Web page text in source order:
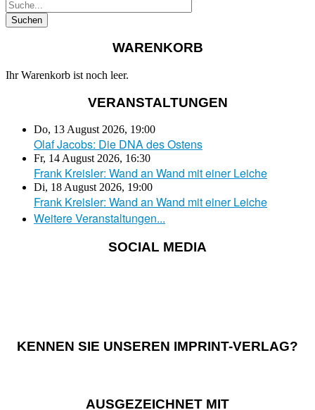
WARENKORB
Ihr Warenkorb ist noch leer.
VERANSTALTUNGEN
Do, 13 August 2026, 19:00
Olaf Jacobs: Die DNA des Ostens
Fr, 14 August 2026, 16:30
Frank Kreisler: Wand an Wand mit einer Leiche
Di, 18 August 2026, 19:00
Frank Kreisler: Wand an Wand mit einer Leiche
Weitere Veranstaltungen...
SOCIAL MEDIA
KENNEN SIE UNSEREN IMPRINT-VERLAG?
AUSGEZEICHNET MIT